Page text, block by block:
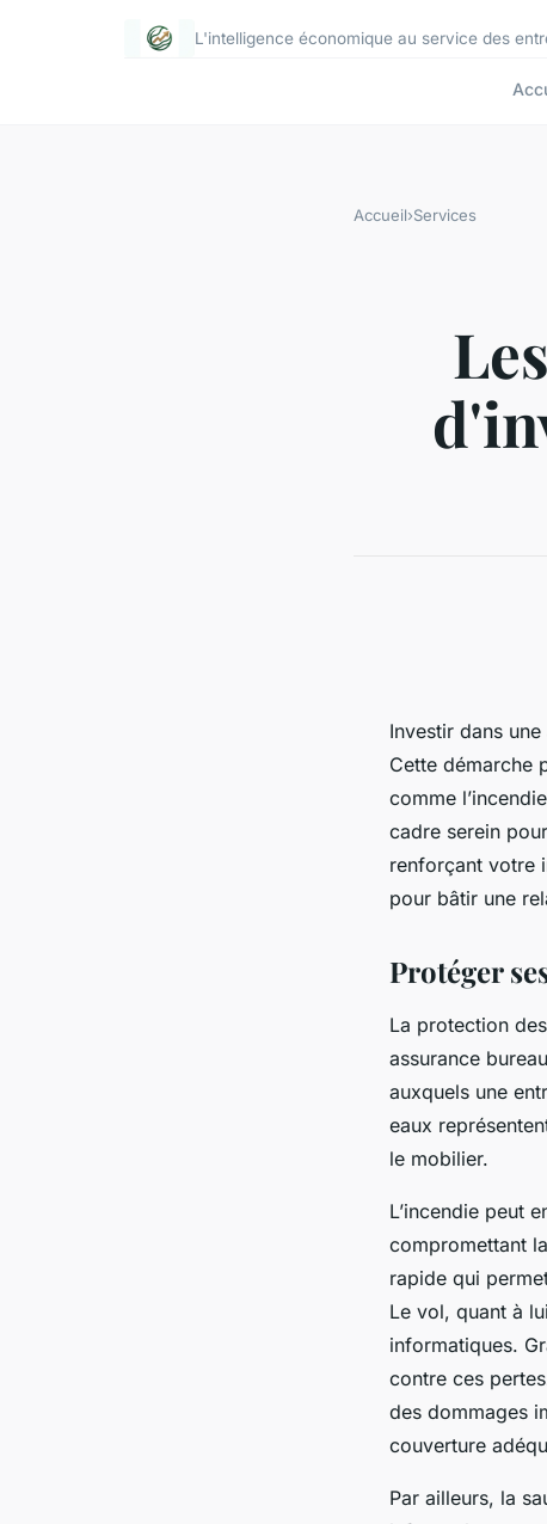
L'intelligence économique au service des
Accueil›Services
Investir dans
Cette démarche
comme
cadre serein
renforçant votre
pour bâtir une
Protéger
La protection
assurance
auxquels une
eaux
le mobilier.
L’incendie peut
compromettant
rapide qui
Le vol, quant à
informatiques.
contre ces
des dommages
couverture
Par ailleurs, la